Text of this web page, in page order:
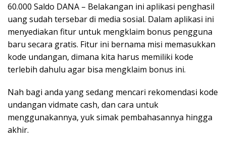
60.000 Saldo DANA – Belakangan ini aplikasi penghasil
uang sudah tersebar di media sosial. Dalam aplikasi ini
menyediakan fitur untuk mengklaim bonus pengguna
baru secara gratis. Fitur ini bernama misi memasukkan
kode undangan, dimana kita harus memiliki kode
terlebih dahulu agar bisa mengklaim bonus ini.
Nah bagi anda yang sedang mencari rekomendasi kode
undangan vidmate cash, dan cara untuk
menggunakannya, yuk simak pembahasannya hingga
akhir.